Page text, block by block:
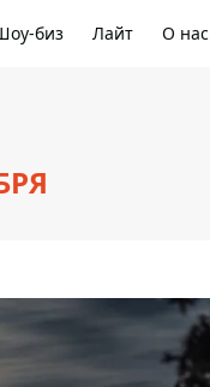
биз Лайт О нас